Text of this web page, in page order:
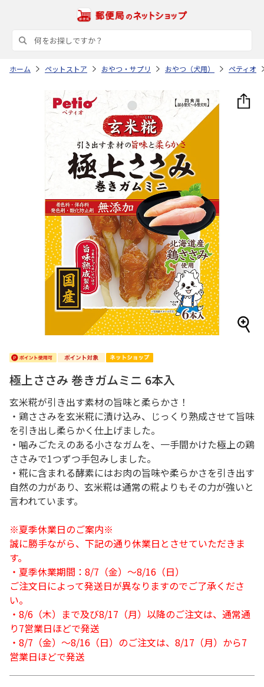
ホーム ペットストア おやつ・サプリ おやつ（犬用） ペティオ
極上ささみ 巻きガムミニ 6本入
玄米糀が引き出す素材の旨味と柔らかさ！
・鶏ささみを玄米糀に漬け込み、じっくり熟成させて旨味
を引き出し柔らかく仕上げました。
・噛みごたえのある小さなガムを、一手間かけた極上の鶏
ささみで1つずつ手包みしました。
・糀に含まれる酵素にはお肉の旨味や柔らかさを引き出す
自然の力があり、玄米糀は通常の糀よりもその力が強いと
言われています。
※夏季休業日のご案内※
誠に勝手ながら、下記の通り休業日とさせていただきま
す。
・夏季休業期間：8/7（金）～8/16（日）
ご注文日によって発送日が異なりますのでご了承くださ
い。
・8/6（木）まで及び8/17（月）以降のご注文は、通常通
り7営業日ほどで発送
・8/7（金）～8/16（日）のご注文は、8/17（月）から7
営業日ほどで発送